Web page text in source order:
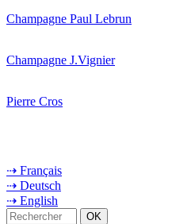
Champagne Paul Lebrun
Champagne J.Vignier
Pierre Cros
⇢ Français
⇢ Deutsch
⇢ English